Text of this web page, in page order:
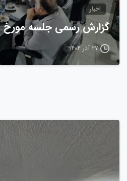
اخبار
گزارش رسمی جلسه مورخ ۱۷ مهرماه ۱۴۰۴
۲۷ آذر ۱۴۰۴